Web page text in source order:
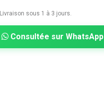
Livraison sous 1 à 3 jours.
Consultée sur WhatsApp